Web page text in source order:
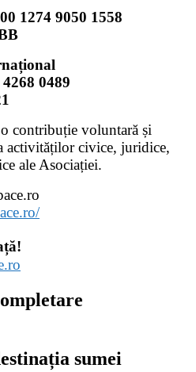
1274 9050 1558
0489
contribuție voluntară și
activităților civice, juridice,
ale Asociației.
sumei